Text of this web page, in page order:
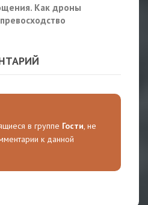
Как дроны
в группе Гости, не
к данной